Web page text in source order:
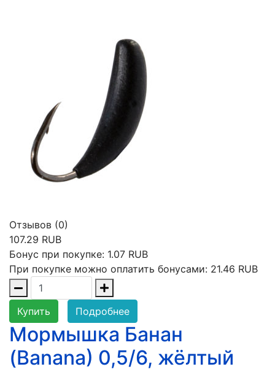
Отзывов (0)
107.29 RUB
Бонус при покупке: 1.07 RUB
При покупке можно оплатить бонусами: 21.46 RUB
Купить Подробнее
Мормышка Банан
(Banana) 0,5/6, жёлтый